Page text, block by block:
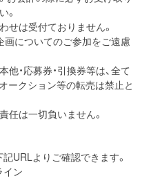
。
せは受付ておりません。
画についてのご参加をご遠慮
・応募券・引換券等は、全て
ークション等の転売は禁止と
任は一切負いません。
URLよりご確認できます。
イン